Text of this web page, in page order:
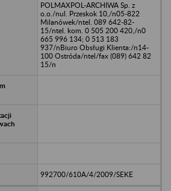
POLMAXPOL-ARCHIWA Sp. z
o.o./nul. Przeskok 10,/n05-822
Milanówek/ntel. 089 642-82-
15/ntel. kom. 0 505 200 420,/n0
665 996 134; 0 513 183
937/nBiuro Obsługi Klienta:/n14-
100 Ostróda/ntel/fax (089) 642 82
15/n
992700/610A/4/2009/SEKE